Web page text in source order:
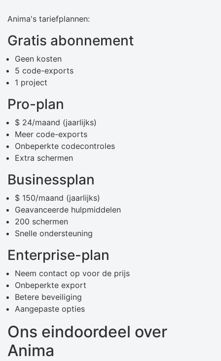
Anima's tariefplannen:
Gratis abonnement
Geen kosten
5 code-exports
1 project
Pro-plan
$ 24/maand (jaarlijks)
Meer code-exports
Onbeperkte codecontroles
Extra schermen
Businessplan
$ 150/maand (jaarlijks)
Geavanceerde hulpmiddelen
200 schermen
Snelle ondersteuning
Enterprise-plan
Neem contact op voor de prijs
Onbeperkte export
Betere beveiliging
Aangepaste opties
Ons eindoordeel over
Anima